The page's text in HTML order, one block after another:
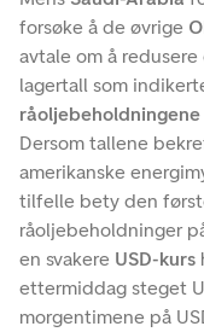
forsøke å de øvrige
avtale om å
lagertall som
råoljebeholdningene
Dersom tallene
amerikanske
tilfelle bety den
råoljebeholdninger
en svakere USD-kurs
ettermiddag steget
morgentimene på